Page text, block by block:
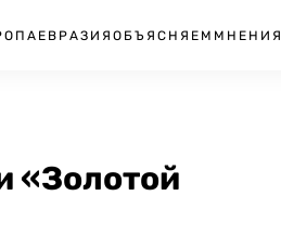
ЕВРАЗИЯ ОБЪЯСНЯЕМ МНЕНИЯ
«Золотой